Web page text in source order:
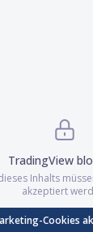
TradingView
Inhalts
akzeptiert
-Cookies